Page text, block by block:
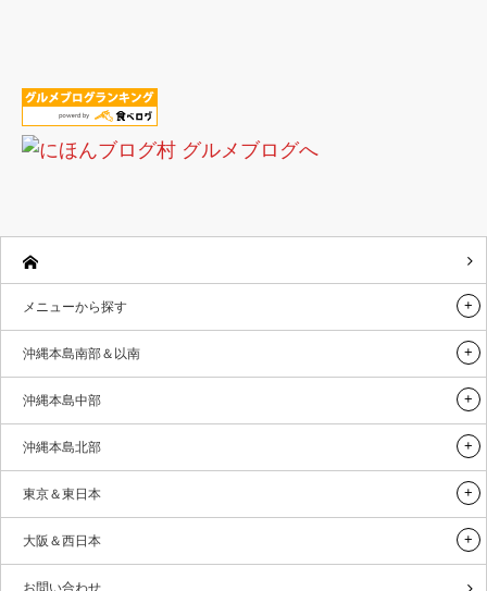
メニューから探す
沖縄本島南部＆以南
沖縄本島中部
沖縄本島北部
東京＆東日本
大阪＆西日本
お問い合わせ